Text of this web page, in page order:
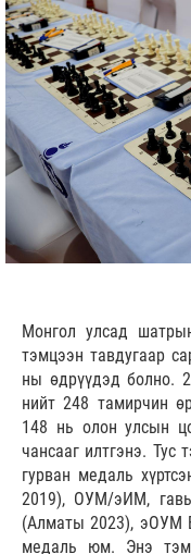
Монгол улсад
тэмцээн тавдугаар
ны өдрүүдэд болно.
нийт 248 тамирчин
148 нь олон улсын
чансааг илтгэнэ. Тус
гурван медаль
2019), ОУМ/эИМ,
(Алматы 2023), эОУМ
медаль юм. Энэ